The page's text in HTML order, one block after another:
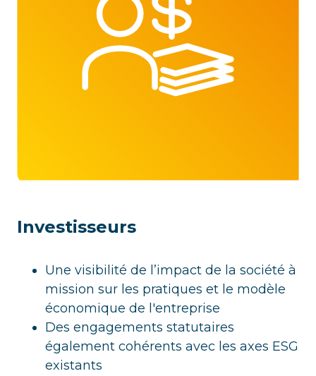
Investisseurs
Une visibilité de l’impact de la société à
mission sur les pratiques et le modèle
économique de l'entreprise
Des engagements statutaires
également cohérents avec les axes ESG
existants